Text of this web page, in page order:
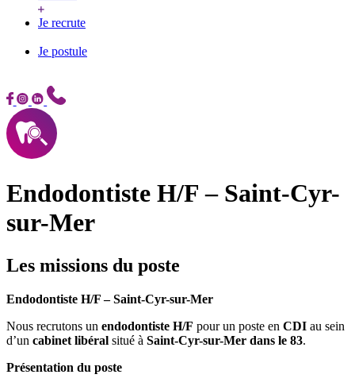
Je recrute
Je postule
Endodontiste H/F – Saint-Cyr-
sur-Mer
Les missions du poste
Endodontiste H/F – Saint-Cyr-sur-Mer
Nous recrutons un endodontiste H/F pour un poste en CDI au sein
d’un cabinet libéral situé à Saint-Cyr-sur-Mer dans le 83.
Présentation du poste